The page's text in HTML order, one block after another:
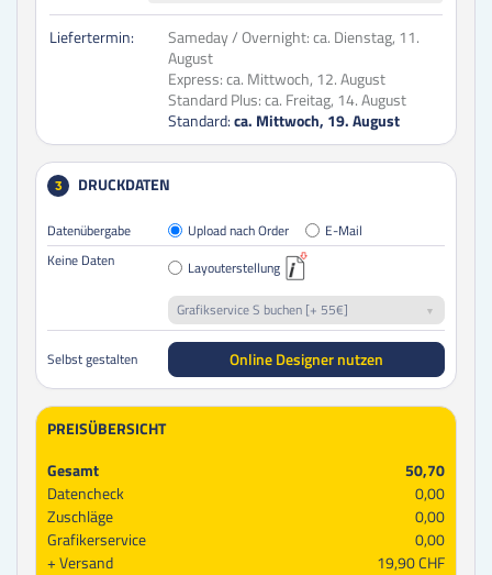
Liefertermin: Sameday / Overnight:ca. Dienstag, 11.
August
Express:ca. Mittwoch, 12. August
Standard Plus:ca. Freitag, 14. August
Standard:ca. Mittwoch, 19. August
3 DRUCKDATEN
Datenübergabe Upload nach Order
E-Mail
Keine Daten
Layouterstellung
Grafikservice S buchen [+ 55€]
Selbst gestalten Online Designer nutzen
PREISÜBERSICHT
Gesamt
50,70
Datencheck
0,00
Zuschläge
0,00
Grafikerservice
0,00
Versand
19,90 CHF